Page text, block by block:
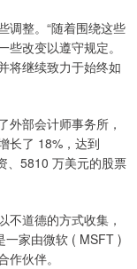
调整。“随着围绕这些
改变以遵守规定。
将继续致力于始终如
外部会计师事务所，
长了 18%，达到
、5810 万美元的股票
不道德的方式收集，
家由微软 ( MSFT )
伙伴。